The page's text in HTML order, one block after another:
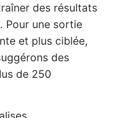
des résultats
Pour une sortie
et plus ciblée,
des
de 250